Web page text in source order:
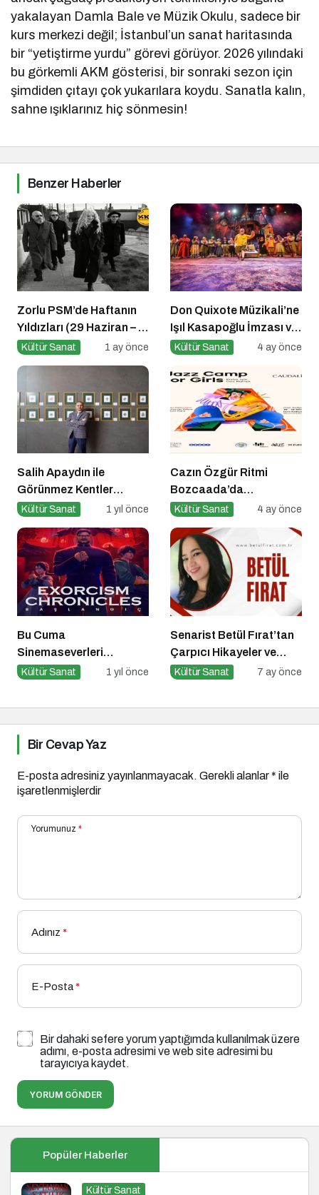
yakalayan Damla Bale ve Müzik Okulu, sadece bir
kurs merkezi değil; İstanbul’un sanat haritasında
bir “yetiştirme yurdu” görevi görüyor. 2026 yılındaki
bu görkemli AKM gösterisi, bir sonraki sezon için
şimdiden çıtayı çok yukarılara koydu. Sanatla kalın,
sahne ışıklarınız hiç sönmesin!
Benzer Haberler
Zorlu PSM’de Haftanın
Yıldızları (29 Haziran – 5
Temmuz)
Kültür Sanat 1 ay önce
Don Quixote Müzikali’ne
Işıl Kasapoğlu İmzası ve
Büyük Ödül!
Kültür Sanat 4 ay önce
Salih Apaydın ile
Görünmez Kentler
Ekslibris Sergisi
Kültür Sanat 1 yıl önce
Cazın Özgür Ritmi
Bozcaada’da
Yankılanıyor
Kültür Sanat 4 ay önce
Bu Cuma
Sinemaseverleri
Bekleyen Yepyeni Filmler!
Kültür Sanat 1 yıl önce
Senarist Betül Fırat’tan
Çarpıcı Hikayeler ve
Şarkılar
Kültür Sanat 7 ay önce
Bir Cevap Yaz
E-posta adresiniz yayınlanmayacak. Gerekli alanlar* ile
işaretlenmişlerdir
Yorumunuz *
Adınız *
E-Posta*
Bir dahaki sefere yorum yaptığımda kullanılmak üzere
adımı, e-posta adresimi ve web site adresimi bu
tarayıcıya kaydet.
YORUM GÖNDER
Popüler Haberler
Kültür Sanat